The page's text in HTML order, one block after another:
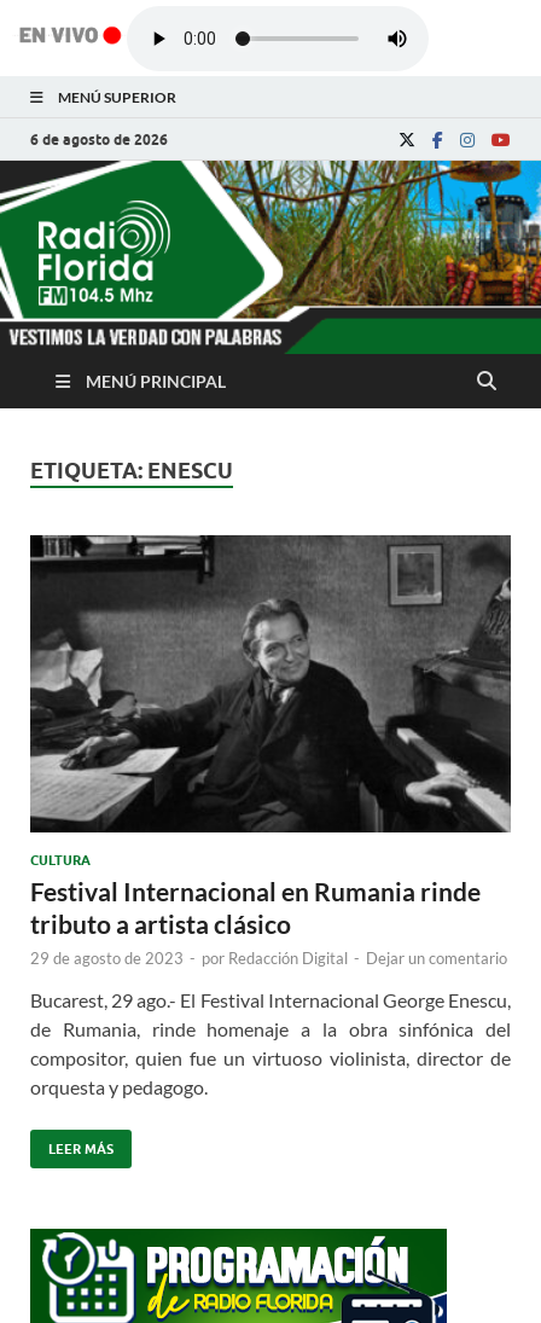
MENÚ SUPERIOR
6 de agosto de 2026
Radio Florida de
Cuba
Noticias y Actualidades de Florida, Camagüey,
MENÚ PRINCIPAL
ETIQUETA: ENESCU
CULTURA
Festival Internacional en Rumania rinde
tributo a artista clásico
29 de agosto de 2023 - por Redacción Digital - Dejar un comentario
Bucarest, 29 ago.- El Festival Internacional George Enescu,
de Rumania, rinde homenaje a la obra sinfónica del
compositor, quien fue un virtuoso violinista, director de
orquesta y pedagogo.
LEER MÁS